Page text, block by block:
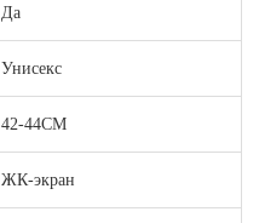
Да
Унисекс
42-44CM
ЖК-экран